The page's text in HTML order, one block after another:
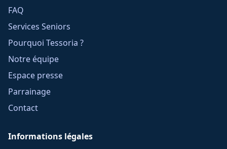
FAQ
Services Seniors
Pourquoi Tessoria ?
Notre équipe
Espace presse
Parrainage
Contact
Informations légales